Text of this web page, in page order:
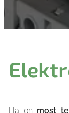
Ha ön most